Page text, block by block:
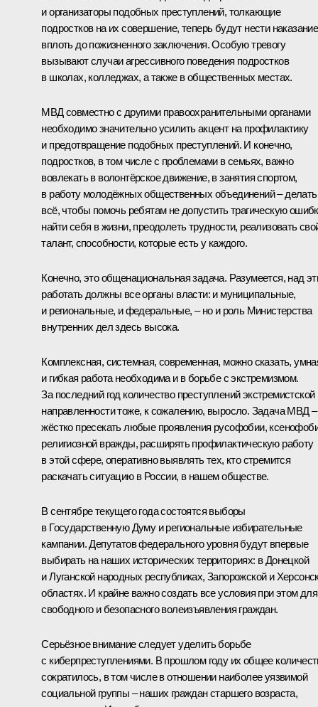
и организаторы подобных преступлений, толкающие
подростков на их совершение, теперь будут нести наказание
вплоть до пожизненного заключения. Особую тревогу
вызывают случаи агрессивного поведения подростков
в школах, колледжах, а также в общественных местах.
МВД совместно с другими правоохранительными органами
необходимо значительно усилить акцент на профилактику
и предотвращение подобных преступлений. И конечно,
подростков, в том числе с проблемами в семьях, важно
вовлекать в волонтёрское движение, в занятия спортом,
в работу молодёжных общественных объединений – делать
всё, чтобы помочь ребятам не допустить трагическую
найти себя в жизни, преодолеть трудности, реализовать
талант, способности, которые есть у каждого.
Конечно, это общенациональная задача. Разумеется, над
работать должны все органы власти: и муниципальные,
и региональные, и федеральные, – но и роль Министерства
внутренних дел здесь высока.
Комплексная, системная, современная, можно сказать,
и гибкая работа необходима и в борьбе с экстремизмом.
За последний год количество преступлений экстремистской
направленности тоже, к сожалению, выросло. Задача МВД –
жёстко пресекать любые проявления русофобии,
религиозной вражды, расширять профилактическую работу
в этой сфере, оперативно выявлять тех, кто стремится
раскачать ситуацию в России, в нашем обществе.
В сентябре текущего года состоятся выборы
в Государственную Думу и региональные избирательные
кампании. Депутатов федерального уровня будут впервые
выбирать на наших исторических территориях: в Донецкой
и Луганской народных республиках, Запорожской и
областях. И крайне важно создать все условия при этом для
свободного и безопасного волеизъявления граждан.
Серьёзное внимание следует уделить борьбе
с киберпреступлениями. В прошлом году их общее
сократилось, в том числе в отношении наиболее уязвимой
социальной группы – наших граждан старшего возраста,